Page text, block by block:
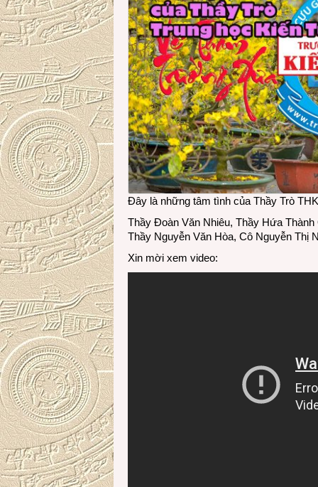
Đây là những tâm tình của Thầy Trò
Thầy Đoàn Văn Nhiêu, Thầy Hứa
Thầy Nguyễn Văn Hòa, Cô Nguyễn Thị
Xin mời xem video: